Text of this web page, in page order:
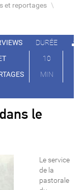
et reportages \
DURÉE
10
MIN
le
Le service
de la
pastorale